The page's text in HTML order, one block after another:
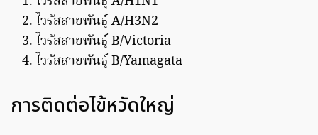
ไวรัสสายพันธุ์ A/H3N2
ไวรัสสายพันธุ์ B/Victoria
ไวรัสสายพันธุ์ B/Yamagata
การติดต่อไข้หวัดใหญ่